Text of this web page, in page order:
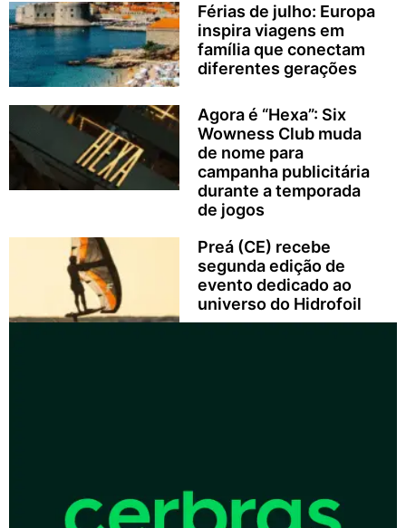
Férias de julho: Europa
inspira viagens em
família que conectam
diferentes gerações
Agora é “Hexa”: Six
Wowness Club muda
de nome para
campanha publicitária
durante a temporada
de jogos
Preá (CE) recebe
segunda edição de
evento dedicado ao
universo do Hidrofoil